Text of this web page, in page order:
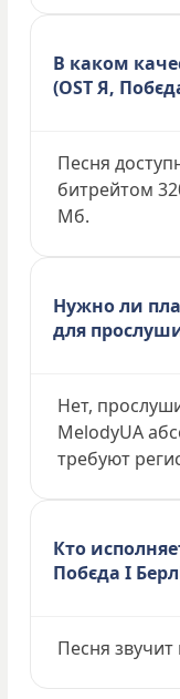
В каком
(OST Я,
Песня
битрейтом
Мб.
Нужно ли
для
Нет,
MelodyUA
требуют
Кто
Побєда І
Песня